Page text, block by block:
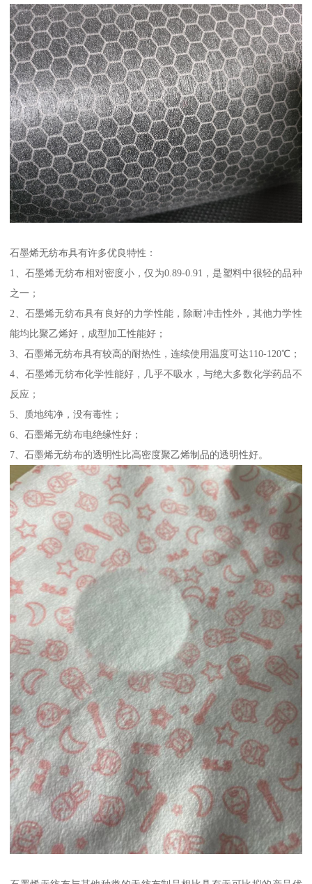
石墨烯无纺布具有许多优良特性：
1、石墨烯无纺布相对密度小，仅为0.89-0.91，是塑料中很轻的品种
之一；
2、石墨烯无纺布具有良好的力学性能，除耐冲击性外，其他力学性
能均比聚乙烯好，成型加工性能好；
3、石墨烯无纺布具有较高的耐热性，连续使用温度可达110-120℃；
4、石墨烯无纺布化学性能好，几乎不吸水，与绝大多数化学药品不
反应；
5、质地纯净，没有毒性；
6、石墨烯无纺布电绝缘性好；
7、石墨烯无纺布的透明性比高密度聚乙烯制品的透明性好。